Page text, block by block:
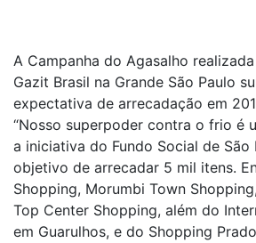
A Campanha do Agasalho
Gazit Brasil na Grande São Paulo
expectativa de arrecadação em
“Nosso superpoder contra o frio é
a iniciativa do Fundo Social de São
objetivo de arrecadar 5 mil itens.
Shopping, Morumbi Town
Top Center Shopping, além do
em Guarulhos, e do Shopping